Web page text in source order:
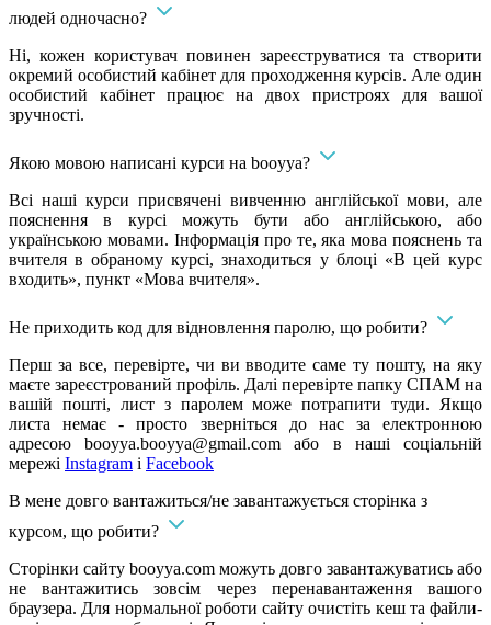
людей одночасно?
Ні, кожен користувач повинен зареєструватися та створити
окремий особистий кабінет для проходження курсів. Але один
особистий кабінет працює на двох пристроях для вашої
зручності.
Якою мовою написані курси на booyya?
Всі наші курси присвячені вивченню англійської мови, але
пояснення в курсі можуть бути або англійською, або
українською мовами. Інформація про те, яка мова пояснень та
вчителя в обраному курсі, знаходиться у блоці «В цей курс
входить», пункт «Мова вчителя».
Не приходить код для відновлення паролю, що робити?
Перш за все, перевірте, чи ви вводите саме ту пошту, на яку
маєте зареєстрований профіль. Далі перевірте папку СПАМ на
вашій пошті, лист з паролем може потрапити туди. Якщо
листа немає - просто зверніться до нас за електронною
адресоюbooyya.booyya@gmail.com або в наші соціальній
мережі Instagram і Facebook
В мене довго вантажиться/не завантажується сторінка з
курсом, що робити?
Сторінки сайту booyya.com можуть довго завантажуватись або
не вантажитись зовсім через перенавантаження вашого
браузера. Для нормальної роботи сайту очистіть кеш та файли-